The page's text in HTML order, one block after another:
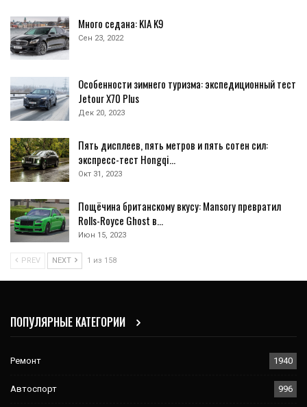
Много седана: KIA K9
Сен 23, 2022
Особенности зимнего туризма: экспедиционный тест
Jetour X70 Plus
Дек 20, 2023
Пять дисплеев, пять метров и пять сотен сил:
экспресс-тест Hongqi…
Окт 31, 2023
Пощёчина британскому вкусу: Mansory превратил
Rolls-Royce Ghost в…
Июн 15, 2023
PREV NEXT 1 из 158
ПОПУЛЯРНЫЕ КАТЕГОРИИ
Ремонт 1940
Автоспорт 996